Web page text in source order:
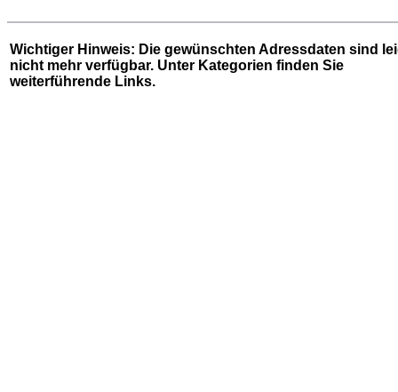
Wichtiger Hinweis: Die gewünschten Adressdaten sind
nicht mehr verfügbar. Unter Kategorien finden Sie
weiterführende Links.